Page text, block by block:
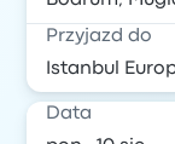
Przyjazd do
Data